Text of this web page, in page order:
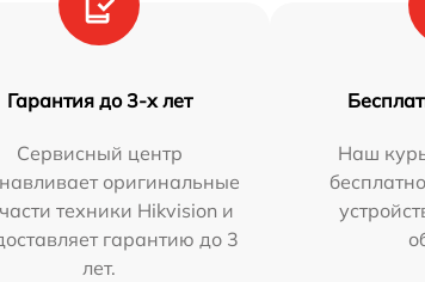
Гарантия до 3-х лет
Сервисный центр
оригинальные
техники Hikvision и
гарантию до 3
лет.
Наш